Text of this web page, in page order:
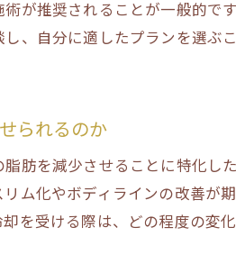
脂
脂
脂
が推奨されることが一般的で
、自分に適したプランを選
られるのか
肪を減少させることに特化し
ム化やボディラインの改善が
を受ける際は、どの程度の変